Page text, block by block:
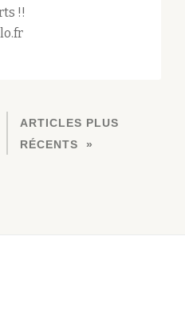
!!
ARTICLES PLUS
RÉCENTS